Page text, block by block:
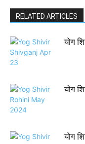
RELATED ARTICLES
योग
योग
योग